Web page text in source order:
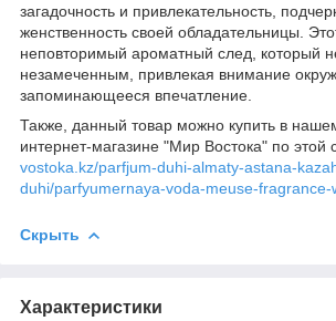
загадочность и привлекательность,
женственность своей обладательницы.
неповторимый ароматный след, который
незамеченным, привлекая внимание
запоминающееся впечатление.
Также, данный товар можно купить в
интернет-магазине "Мир Востока" по этой
vostoka.kz/parfjum-duhi-almaty-astana-
duhi/parfyumernaya-voda-meuse-
Скрыть
Характеристики